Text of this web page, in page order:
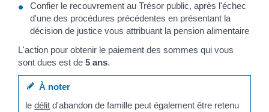
Confier le recouvrement au Trésor public, après l'échec
d'une des procédures précédentes en présentant la
décision de justice vous attribuant la pension alimentaire
L'action pour obtenir le paiement des sommes qui vous
sont dues est de 5 ans.
À noter
ledélit d'abandon de famille peut également être retenu